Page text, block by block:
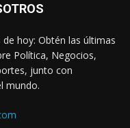
hoy: Obtén las últimas
Política, Negocios,
junto con
mundo.